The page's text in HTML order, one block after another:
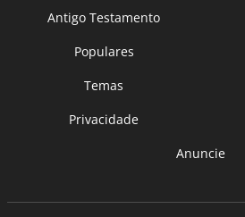
Antigo Testamento
Populares
Temas
Privacidade
Anuncie